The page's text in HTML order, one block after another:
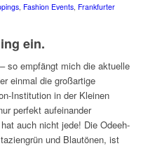
, Fashion Events, Frankfurter
ein.
so empfängt mich die aktuelle
einmal die großartige
Institution in der Kleinen
perfekt aufeinander
auch nicht jede! Die Odeeh-
und Blautönen, ist